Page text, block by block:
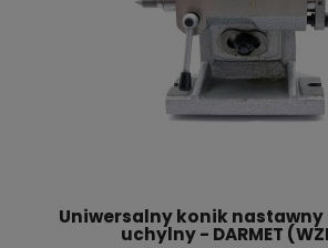
Uniwersalny konik
uchylny - DARMET